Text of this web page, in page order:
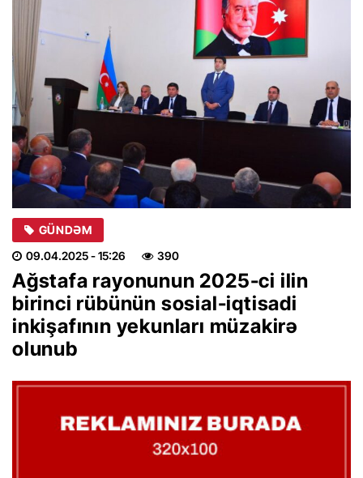
GÜNDƏM
09.04.2025- 15:26 390
Ağstafa rayonunun 2025-ci ilin
birinci rübünün sosial-iqtisadi
inkişafının yekunları müzakirə
olunub